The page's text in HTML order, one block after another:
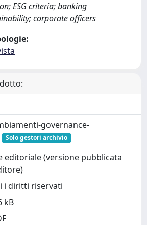
ESG criteria; banking
corporate officers
governance-
Solo gestori archivio
editoriale (versione pubblicata
i diritti riservati
kB